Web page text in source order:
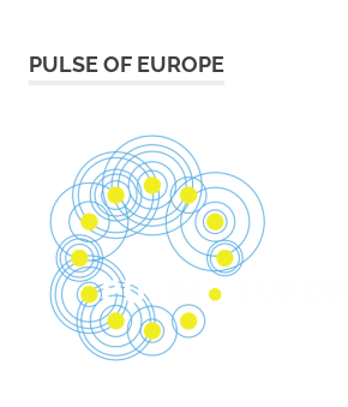
PULSE OF EUROPE